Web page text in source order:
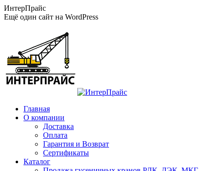
Перейти
к
ИнтерПрайс
Ещё один сайт на WordPress
Главная
О компании
Доставка
Оплата
Гарантия и Возврат
Сертификаты
Каталог